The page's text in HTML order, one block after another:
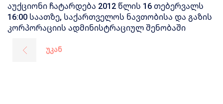
აუქციონი ჩატარდება 2012 წლის 16 თებერვალს
16:00 საათზე, საქართველოს ნავთობისა და გაზის
კორპორაციის ადმინისტრაციულ შენობაში
უკან